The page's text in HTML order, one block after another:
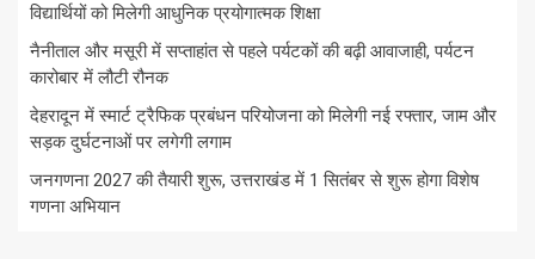
विद्यार्थियों को मिलेगी आधुनिक प्रयोगात्मक शिक्षा
नैनीताल और मसूरी में सप्ताहांत से पहले पर्यटकों की बढ़ी आवाजाही, पर्यटन
कारोबार में लौटी रौनक
देहरादून में स्मार्ट ट्रैफिक प्रबंधन परियोजना को मिलेगी नई रफ्तार, जाम और
सड़क दुर्घटनाओं पर लगेगी लगाम
जनगणना 2027 की तैयारी शुरू, उत्तराखंड में 1 सितंबर से शुरू होगा विशेष
गणना अभियान